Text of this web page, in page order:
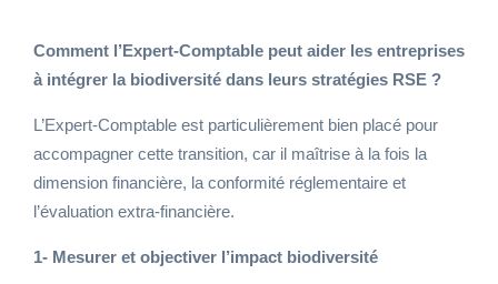
Comment l’Expert-Comptable peut aider les entreprises
à intégrer la biodiversité dans leurs stratégies RSE ?
L’Expert-Comptable est particulièrement bien placé pour
accompagner cette transition, car il maîtrise à la fois la
dimension financière, la conformité réglementaire et
l’évaluation extra-financière.
1- Mesurer et objectiver l’impact biodiversité